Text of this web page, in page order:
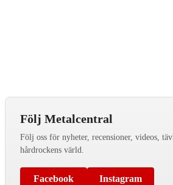
Följ Metalcentral
Följ oss för nyheter, recensioner, videos,
hårdrockens värld.
Facebook Instagram